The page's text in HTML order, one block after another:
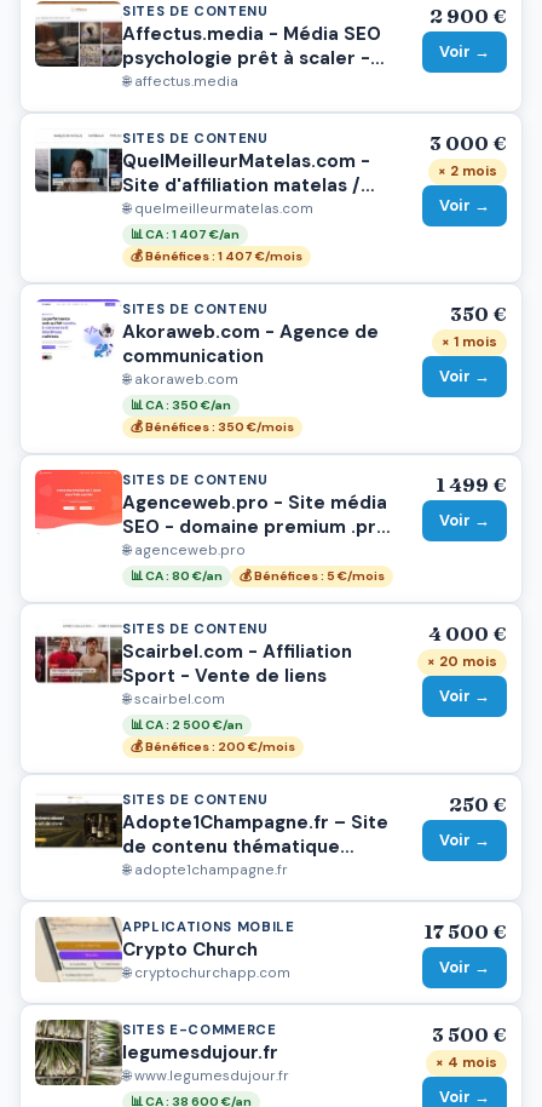
SITES DE CONTENU
Affectus.media - Média SEO
psychologie prêt à scaler -
200+ articles - 125+
visites/mois
🌐 affectus.media
2 900 €
Voir →
SITES DE CONTENU
QuelMeilleurMatelas.com -
Site d'affiliation matelas /
literie
🌐 quelmeilleurmatelas.com
📊 CA : 1 407 €/an
💰 Bénéfices : 1 407 €/mois
3 000 €
× 2 mois
Voir →
SITES DE CONTENU
Akoraweb.com - Agence de
communication
🌐 akoraweb.com
📊 CA : 350 €/an
💰 Bénéfices : 350 €/mois
350 €
× 1 mois
Voir →
SITES DE CONTENU
Agenceweb.pro - Site média
SEO - domaine premium .pro
- 100 +articles
🌐 agenceweb.pro
📊 CA : 80 €/an 💰 Bénéfices : 5 €/mois
1 499 €
Voir →
SITES DE CONTENU
Scairbel.com - Affiliation
Sport - Vente de liens
🌐 scairbel.com
📊 CA : 2 500 €/an
💰 Bénéfices : 200 €/mois
4 000 €
× 20 mois
Voir →
SITES DE CONTENU
Adopte1Champagne.fr – Site
de contenu thématique
champagne avec backlinks de
qualité
🌐 adopte1champagne.fr
250 €
Voir →
APPLICATIONS MOBILE
Crypto Church
🌐 cryptochurchapp.com
17 500 €
Voir →
SITES E-COMMERCE
legumesdujour.fr
🌐 www.legumesdujour.fr
📊 CA : 38 600 €/an
3 500 €
× 4 mois
Voir →